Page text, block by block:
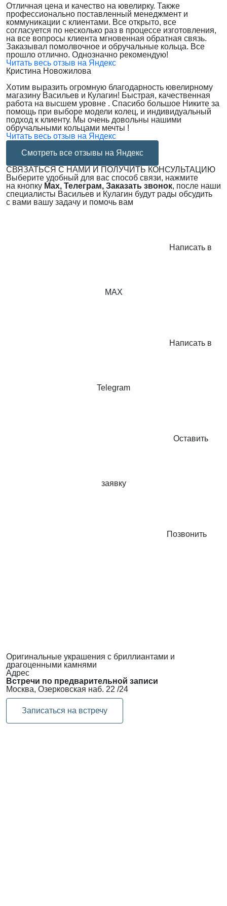
Отличная цена и качество на ювелирку. Также
профессионально поставленный менеджмент и
коммуникации с клиентами. Все открыто, все
согласуется по несколько раз в процессе изготовления,
на все вопросы клиента мгновенная обратная связь.
Заказывал помолвочное и обручальные кольца. Все
прошло отлично. Однозначно рекомендую!
Читать весь отзыв на Яндекс
Кристина Новожилова
Хотим выразить огромную благодарность ювелирному
магазину Васильев и Кулагин! Быстрая, качественная
работа на высшем уровне . Спасибо большое Никите за
помощь при выборе модели колец, и индивидуальный
подход к клиенту. Мы очень довольны нашими
обручальными кольцами мечты !
Читать весь отзыв на Яндекс
Смотреть все отзывы на Яндекс
СВЯЗАТЬСЯ С НАМИ И ПОЛУЧИТЬ КОНСУЛЬТАЦИЮ
Выберите удобный для вас способ связи, нажмите
на кнопку Max, Телеграм, Заказать звонок, после наши
специалисты Васильев и Кулагин будут рады обсудить
с вами вашу задачу и помочь вам
Написать в
MAX
Написать в
Telegram
Оставить
заявку
Позвонить
Оригинальные украшения с бриллиантами и
драгоценными камнями
Адрес
Встречи по предварительной записи
Москва, Озерковская наб. 22 /24
Записаться на встречу